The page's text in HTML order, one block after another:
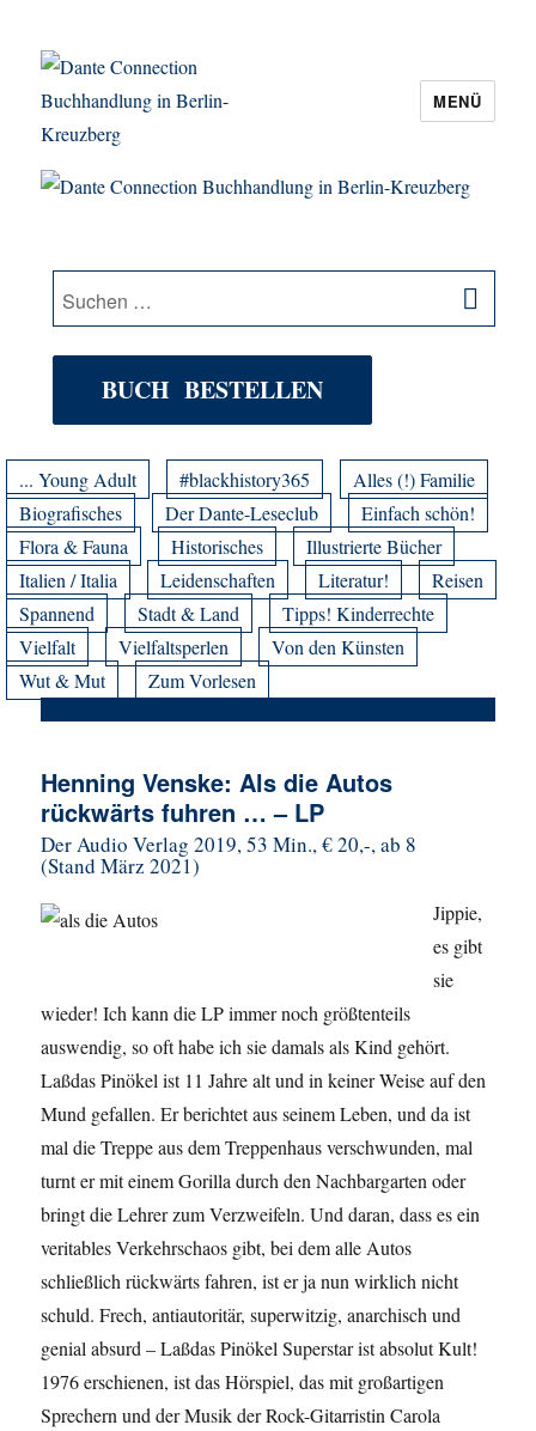
Dante Connection Buchhandlung in
MENÜ
Suche
nach:
BUCH BESTELLEN
... Young Adult #blackhistory365
Alles (!) Familie
Biografisches
Der Dante-Leseclub
Einfach schön!
Flora & Fauna
Historisches
Illustrierte Bücher
Italien / Italia
Leidenschaften Literatur!
Reisen
Spannend
Stadt & Land
Tipps! Kinderrechte
Vielfalt
Vielfaltsperlen
Von den Künsten
Wut & Mut
Zum Vorlesen
Henning Venske: Als die Autos
rückwärts fuhren … – LP
Der Audio Verlag 2019, 53 Min., € 20,-, ab 8
(Stand März 2021)
Jippie,
es gibt
sie
wieder! Ich kann die LP immer noch größtenteils
auswendig, so oft habe ich sie damals als Kind gehört.
Laßdas Pinökel ist 11 Jahre alt und in keiner Weise auf den
Mund gefallen. Er berichtet aus seinem Leben, und da ist
mal die Treppe aus dem Treppenhaus verschwunden, mal
turnt er mit einem Gorilla durch den Nachbargarten oder
bringt die Lehrer zum Verzweifeln. Und daran, dass es ein
veritables Verkehrschaos gibt, bei dem alle Autos
schließlich rückwärts fahren, ist er ja nun wirklich nicht
schuld. Frech, antiautoritär, superwitzig, anarchisch und
genial absurd – Laßdas Pinökel Superstar ist absolut Kult!
1976 erschienen, ist das Hörspiel, das mit großartigen
Sprechern und der Musik der Rock-Gitarristin Carola